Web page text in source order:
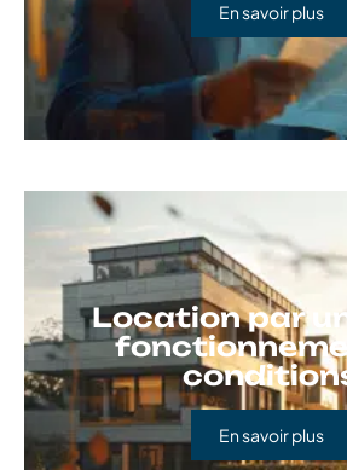
En savoir plus
Location par
En savoir plus